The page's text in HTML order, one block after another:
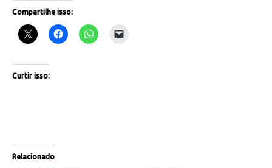
Compartilhe isso:
Curtir isso:
Relacionado